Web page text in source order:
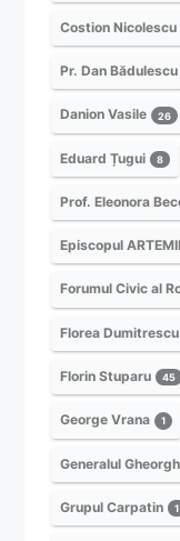
Costion Nicolescu
Pr. Dan Bădulescu
Danion Vasile 26
Eduard Țugui 8
Prof. Eleonora
Episcopul
Forumul Civic al
Florea Dumitrescu
Florin Stuparu 45
George Vrana 1
Generalul
Grupul Carpatin 1